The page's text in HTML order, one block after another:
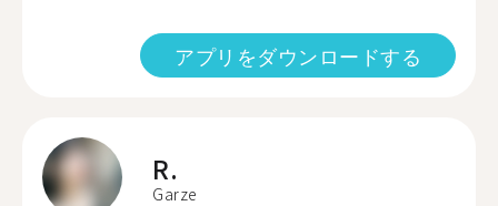
アプリをダウンロードする
R.
Garze